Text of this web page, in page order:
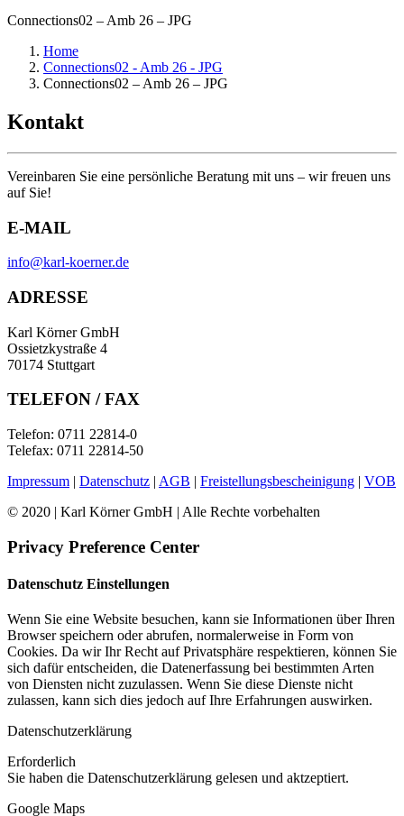
Connections02 – Amb 26 – JPG
Home
Connections02 - Amb 26 - JPG
Connections02 – Amb 26 – JPG
Kontakt
Vereinbaren Sie eine persönliche Beratung mit uns – wir freuen uns
auf Sie!
E-MAIL
info@karl-koerner.de
ADRESSE
Karl Körner GmbH
Ossietzkystraße 4
70174 Stuttgart
TELEFON / FAX
Telefon: 0711 22814-0
Telefax: 0711 22814-50
Impressum | Datenschutz | AGB | Freistellungsbescheinigung | VOB
© 2020 | Karl Körner GmbH | Alle Rechte vorbehalten
Privacy Preference Center
Datenschutz Einstellungen
Wenn Sie eine Website besuchen, kann sie Informationen über Ihren
Browser speichern oder abrufen, normalerweise in Form von
Cookies. Da wir Ihr Recht auf Privatsphäre respektieren, können Sie
sich dafür entscheiden, die Datenerfassung bei bestimmten Arten
von Diensten nicht zuzulassen. Wenn Sie diese Dienste nicht
zulassen, kann sich dies jedoch auf Ihre Erfahrungen auswirken.
Datenschutzerklärung
Erforderlich
Sie haben die Datenschutzerklärung gelesen und aktzeptiert.
Google Maps